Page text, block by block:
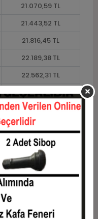
21.070,59 TL
21.443,52 TL
21.816,45 TL
22.189,38 TL
22.562,31 TL
22.748,77 TL
23.121,71 TL
Toplam Tutar
18.646,54 TL
19.951,79 TL